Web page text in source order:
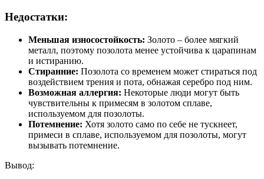
Недостатки:
Меньшая износостойкость: Золото – более мягкий
металл, поэтому позолота менее устойчива к царапинам
и истиранию.
Стиранние: Позолота со временем может стираться под
воздействием трения и пота, обнажая серебро под ним.
Возможная аллергия: Некоторые люди могут быть
чувствительны к примесям в золотом сплаве,
используемом для позолоты.
Потемнение: Хотя золото само по себе не тускнеет,
примеси в сплаве, используемом для позолоты, могут
вызывать потемнение.
Вывод: